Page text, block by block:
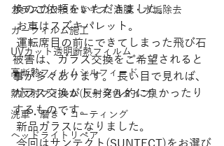
ガラスのひっかきキズ･油膜・水垢除去
カーフィルム施工
UVカット透明断熱フィルム
高断熱フィルムシルフィード
熱反射フィルム(反射発色タイプ)
洗車・磨き・コーティング
ヘッドライトリペア
換のご依頼をいただきました。
お車はスズキパレット。
被害は、ガラス交換をご希望されると
事が多々あります。 長い目で見れば、
ガラス交換がトータル的に良かったり
するものです。
新品ガラスになりました。